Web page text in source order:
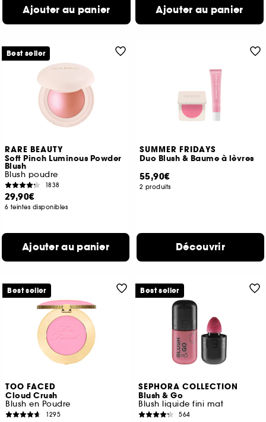
Ajouter au panier Ajouter au panier
RARE BEAUTY
Soft Pinch Luminous Powder
Blush
Blush poudre
1838
29,90€
6 teintes disponibles
Ajouter au panier
Best seller
SUMMER FRIDAYS
Duo Blush & Baume à lèvres
55,90€
2 produits
Découvrir
TOO FACED
Cloud Crush
Blush en Poudre
1295
Best seller
SEPHORA COLLECTION
Blush & Go
Blush liquide fini mat
564
Best seller